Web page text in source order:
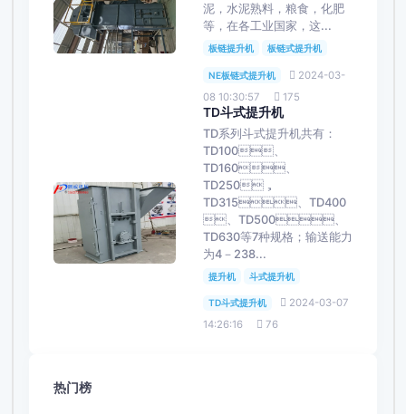
泥，水泥熟料，粮食，化肥
等，在各工业国家，这...
板链提升机 板链式提升机
NE板链式提升机
2024-03-
08 10:30:57
175
TD斗式提升机
TD系列斗式提升机共有：
TD100、
TD160、
TD250，
TD315、TD400
、TD500、
TD630等7种规格；输送能力
为4－238...
提升机 斗式提升机
TD斗式提升机
2024-03-07
14:26:16
76
热门榜